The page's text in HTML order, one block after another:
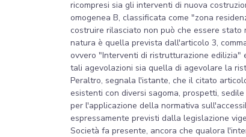
ricompresi sia gli interventi di nuova
omogenea B, classificata come "zona
costruire rilasciato non può che essere
natura è quella prevista dall'articolo 3,
ovvero "Interventi di ristrutturazione
tali agevolazioni sia quella di agevolare la
Peraltro, segnala l'istante, che il citato
esistenti con diversi sagoma, prospetti,
per l'applicazione della normativa
espressamente previsti dalla legislazione
Società fa presente, ancora che qualora